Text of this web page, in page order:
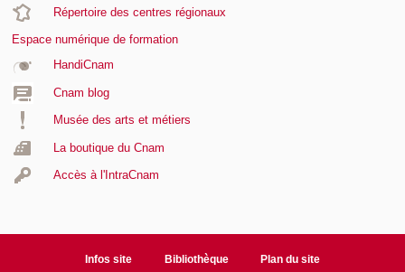
Répertoire des centres régionaux
Espace numérique de formation
HandiCnam
Cnam blog
Musée des arts et métiers
La boutique du Cnam
Accès à l'IntraCnam
Infos site Bibliothèque
Plan du site